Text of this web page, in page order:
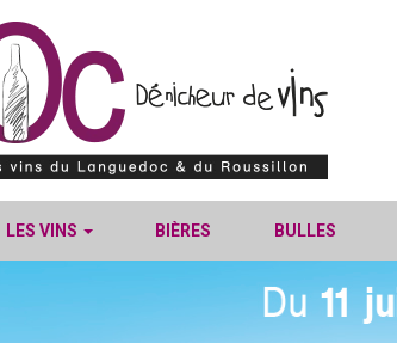
LES VINS BIÈRES BULLES